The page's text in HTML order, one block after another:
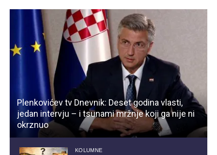
Plenkovićev tv Dnevnik: Deset godina vlasti,
jedan intervju – i tsunami mržnje koji ga nije ni
okrznuo
KOLUMNE